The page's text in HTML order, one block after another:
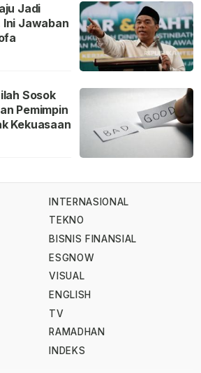
Jadi
Ini Jawaban
Sosok
Pemimpin
Kekuasaan
INTERNASIONAL
TEKNO
BISNIS FINANSIAL
ESGNOW
VISUAL
ENGLISH
TV
RAMADHAN
INDEKS